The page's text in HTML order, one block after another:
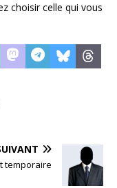
choisir celle qui vous
temporaire